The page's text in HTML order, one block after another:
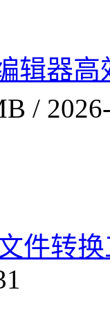
辑器
/
件转